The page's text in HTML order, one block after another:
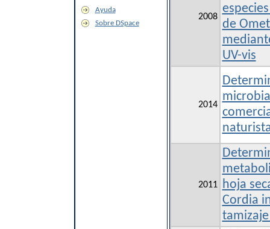
Ayuda
Sobre DSpace
2008
de
UV-vis
2014
2011 hoja
Cordia